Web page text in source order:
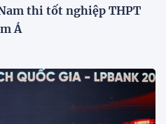
tịch tuyển Việt Nam
chiều nay (29/7) bất
thông Singapore